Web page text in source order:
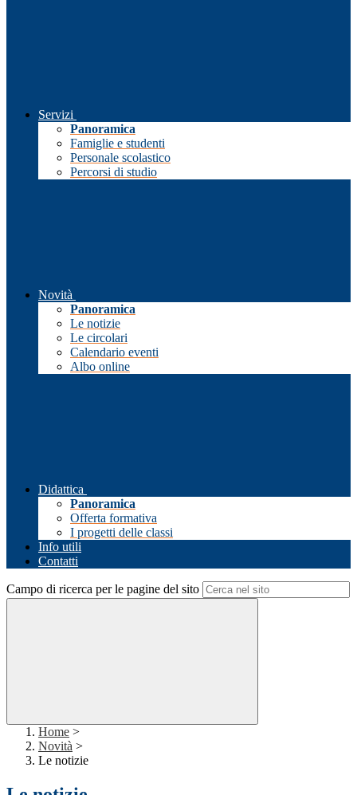
Servizi
Panoramica
Famiglie e studenti
Personale scolastico
Percorsi di studio
Novità
Panoramica
Le notizie
Le circolari
Calendario eventi
Albo online
Didattica
Panoramica
Offerta formativa
I progetti delle classi
Info utili
Contatti
Campo di ricerca per le pagine del sito
Home >
Novità >
Le notizie